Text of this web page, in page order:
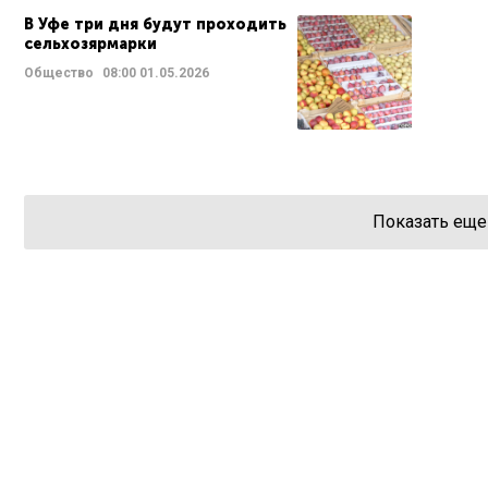
В Уфе три дня будут проходить
сельхозярмарки
Общество 08:00 01.05.2026
Показать